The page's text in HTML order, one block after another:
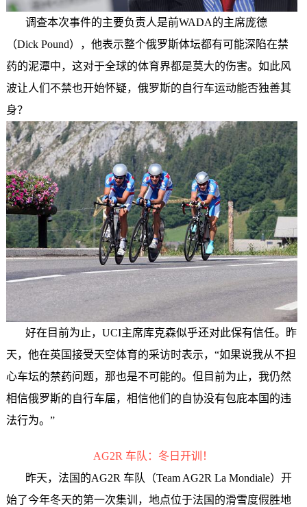
调查本次事件的主要负责人是前WADA的主席庞德
（Dick Pound），他表示整个俄罗斯体坛都有可能深陷在禁
药的泥潭中，这对于全球的体育界都是莫大的伤害。如此风
波让人们不禁也开始怀疑，俄罗斯的自行车运动能否独善其
身？
好在目前为止，UCI主席库克森似乎还对此保有信任。昨
天，他在英国接受天空体育的采访时表示，“如果说我从不担
心车坛的禁药问题，那也是不可能的。但目前为止，我仍然
相信俄罗斯的自行车届，相信他们的自协没有包庇本国的违
法行为。”
AG2R 车队：冬日开训！
昨天，法国的AG2R 车队（Team AG2R La Mondiale）开
始了今年冬天的第一次集训，地点位于法国的滑雪度假胜地